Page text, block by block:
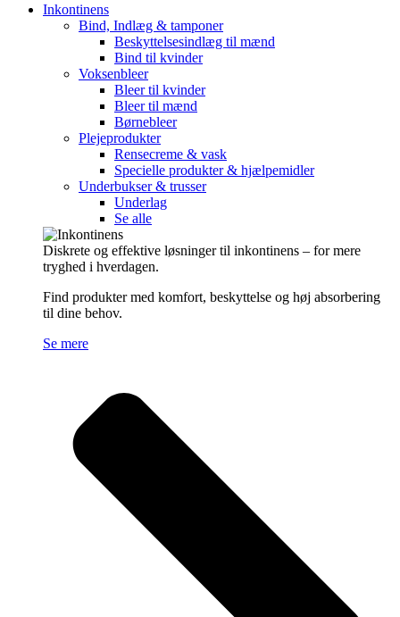
Inkontinens
Bind, Indlæg & tamponer
Beskyttelsesindlæg til mænd
Bind til kvinder
Voksenbleer
Bleer til kvinder
Bleer til mænd
Børnebleer
Plejeprodukter
Rensecreme & vask
Specielle produkter & hjælpemidler
Underbukser & trusser
Underlag
Se alle
Diskrete og effektive løsninger til inkontinens – for mere
tryghed i hverdagen.
Find produkter med komfort, beskyttelse og høj absorbering
til dine behov.
Se mere